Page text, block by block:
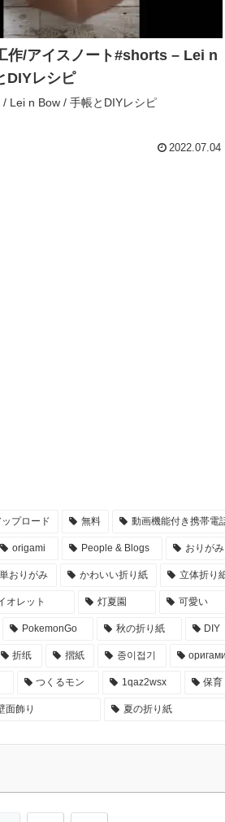
作/アイスノート#shorts – Lei n
DIYレシピ
/ Lei n Bow / 手帳とDIYレシピ
2022.07.04
ップロード 無料 動画機能付き携帯電
origami People & Blogs おりがみ
おりがみ かわいい折り紙 立体折り
オレット 灯夏園 可愛い
PokemonGo 秋の折り紙 DIY
折纸 摺紙 종이접기 оригами
つくるモン 1qaz2wsx 保育
面飾り 夏の折り紙